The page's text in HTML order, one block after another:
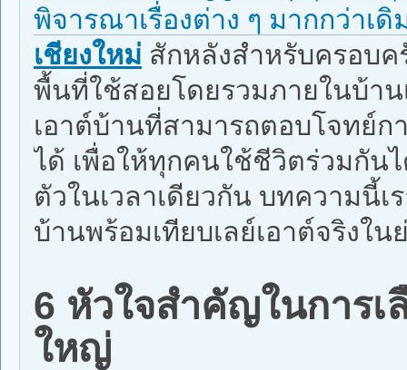
พิจารณาเรื่องต่าง ๆ มากกว่าเ
เชียงใหม่ สักหลังสำหรับครอบค
พื้นที่ใช้สอยโดยรวมภายในบ้า
เอาต์บ้านที่สามารถตอบโจทย์ก
ได้ เพื่อให้ทุกคนใช้ชีวิตร่วมกัน
ตัวในเวลาเดียวกัน บทความนี้เ
บ้านพร้อมเทียบเลย์เอาต์จริงใ
6 หัวใจสำคัญในการ
ใหญ่